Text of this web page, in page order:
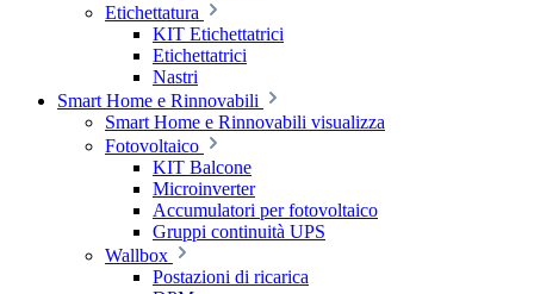
Etichettatura
KIT Etichettatrici
Etichettatrici
Nastri
Smart Home e Rinnovabili
Smart Home e Rinnovabili visualizza
Fotovoltaico
KIT Balcone
Microinverter
Accumulatori per fotovoltaico
Gruppi continuità UPS
Wallbox
Postazioni di ricarica